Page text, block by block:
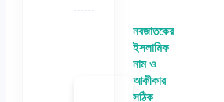
নবজাতকের
ইসলামিক
নাম ও
আকীকার
সঠিক